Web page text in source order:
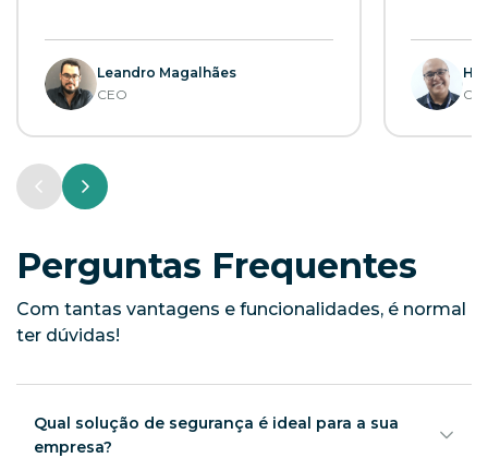
Leandro Magalhães
CEO
Perguntas Frequentes
Com tantas vantagens e funcionalidades, é normal
ter dúvidas!
Qual solução de segurança é ideal para a sua
empresa?